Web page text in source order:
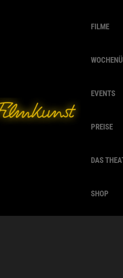
FILME
EVENTS
PREISE
DAS
SHOP